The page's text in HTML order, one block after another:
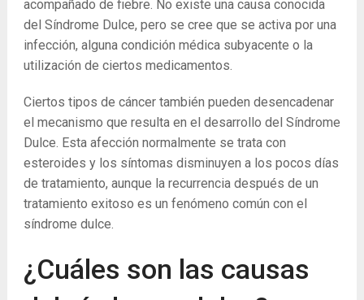
acompañado de fiebre. No existe una causa conocida
del Síndrome Dulce, pero se cree que se activa por una
infección, alguna condición médica subyacente o la
utilización de ciertos medicamentos.
Ciertos tipos de cáncer también pueden desencadenar
el mecanismo que resulta en el desarrollo del Síndrome
Dulce. Esta afección normalmente se trata con
esteroides y los síntomas disminuyen a los pocos días
de tratamiento, aunque la recurrencia después de un
tratamiento exitoso es un fenómeno común con el
síndrome dulce.
¿Cuáles son las causas